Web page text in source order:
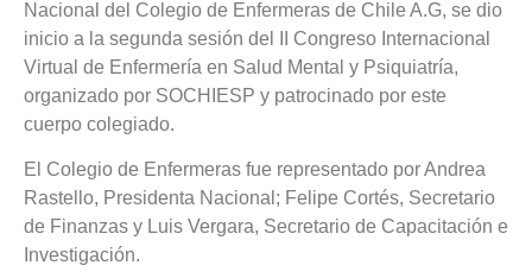
Nacional del Colegio de Enfermeras de Chile A.G, se dio
inicio a la segunda sesión del II Congreso Internacional
Virtual de Enfermería en Salud Mental y Psiquiatría,
organizado por SOCHIESP y patrocinado por este
cuerpo colegiado.
El Colegio de Enfermeras fue representado por Andrea
Rastello, Presidenta Nacional; Felipe Cortés, Secretario
de Finanzas y Luis Vergara, Secretario de Capacitación e
Investigación.